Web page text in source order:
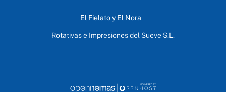
El Fielato y El Nora
Rotativas e Impresiones del Sueve S.L.